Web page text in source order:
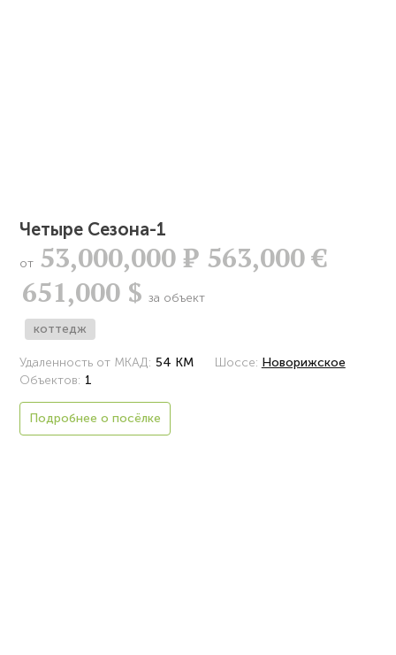
Четыре Сезона-1
от 53,000,000Р 563,000 €
651,000 $ за объект
коттедж
Удаленность от МКАД: 54 КМ Шоссе: Новорижское
Объектов: 1
Подробнее о посёлке